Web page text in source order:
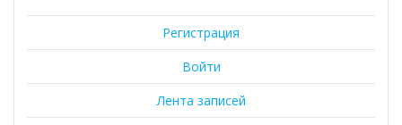
Регистрация
Войти
Лента записей